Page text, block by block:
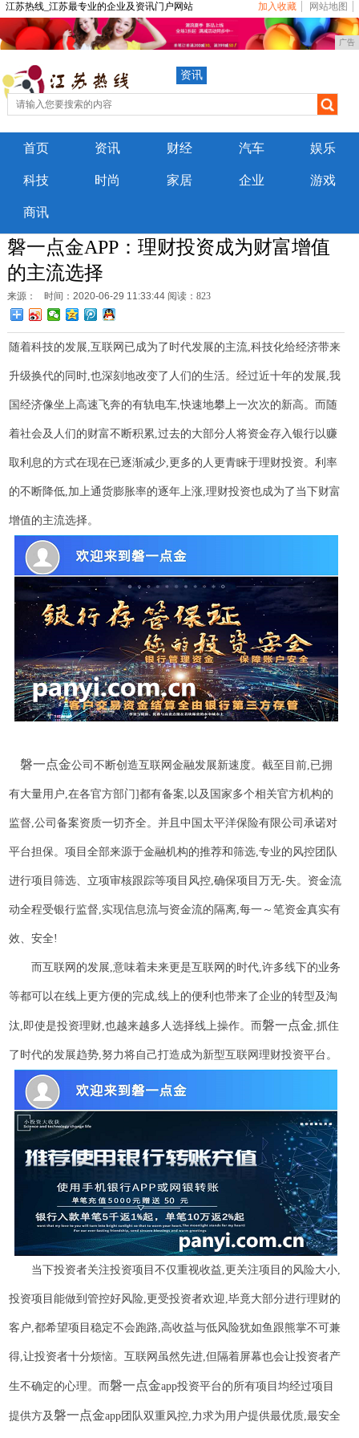
江苏热线_江苏最专业的企业及资讯门户网站 加入收藏 网站地图
广告
资讯
首页 资讯 财经 汽车 娱乐
科技 时尚 家居 企业 游戏
商讯
磐一点金APP：理财投资成为财富增值
的主流选择
来源： 时间：2020-06-29 11:33:44 阅读：823
随着科技的发展,互联网已成为了时代发展的主流,科技化给经济带来
升级换代的同时,也深刻地改变了人们的生活。经过近十年的发展,我
国经济像坐上高速飞奔的有轨电车,快速地攀上一次次的新高。而随
着社会及人们的财富不断积累,过去的大部分人将资金存入银行以赚
取利息的方式在现在已逐渐减少,更多的人更青睐于理财投资。利率
的不断降低,加上通货膨胀率的逐年上涨,理财投资也成为了当下财富
增值的主流选择。
磐一点金公司不断创造互联网金融发展新速度。截至目前,已拥
有大量用户,在各官方部门]都有备案,以及国家多个相关官方机构的
监督,公司备案资质一切齐全。并且中国太平洋保险有限公司承诺对
平台担保。项目全部来源于金融机构的推荐和筛选,专业的风控团队
进行项目筛选、立项审核跟踪等项目风控,确保项目万无-失。资金流
动全程受银行监督,实现信息流与资金流的隔离,每一～笔资金真实有
效、安全!
而互联网的发展,意味着未来更是互联网的时代,许多线下的业务
等都可以在线上更方便的完成,线上的便利也带来了企业的转型及淘
汰,即使是投资理财,也越来越多人选择线上操作。而磐一点金,抓住
了时代的发展趋势,努力将自己打造成为新型互联网理财投资平台。
当下投资者关注投资项目不仅重视收益,更关注项目的风险大小,
投资项目能做到管控好风险,更受投资者欢迎,毕竟大部分进行理财的
客户,都希望项目稳定不会跑路,高收益与低风险犹如鱼跟熊掌不可兼
得,让投资者十分烦恼。互联网虽然先进,但隔着屏幕也会让投资者产
生不确定的心理。而磐一点金app投资平台的所有项目均经过项目
提供方及 磐一点金app团队双重风控,力求为用户提供最优质,最安全